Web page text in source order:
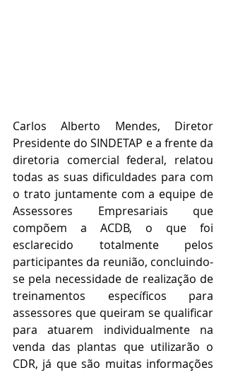
Carlos Alberto Mendes, Diretor
Presidente do SINDETAP e a frente da
diretoria comercial federal, relatou
todas as suas dificuldades para com
o trato juntamente com a equipe de
Assessores Empresariais que
compõem a ACDB, o que foi
esclarecido totalmente pelos
participantes da reunião, concluindo-
se pela necessidade de realização de
treinamentos específicos para
assessores que queiram se qualificar
para atuarem individualmente na
venda das plantas que utilizarão o
CDR, já que são muitas informações